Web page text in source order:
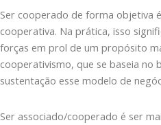
Ser cooperado de forma objetiva
cooperativa. Na prática, isso
forças em prol de um propósito
cooperativismo, que se baseia no
sustentação esse modelo de
Ser associado/cooperado é ser